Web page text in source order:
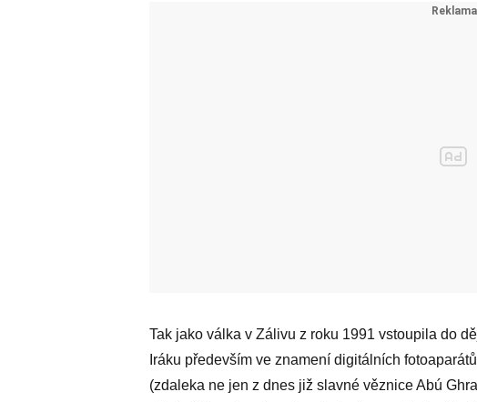
Tak jako válka v Zálivu z roku 1991 vstoupila do
Iráku především ve znamení digitálních
(zdaleka ne jen z dnes již slavné věznice Abú